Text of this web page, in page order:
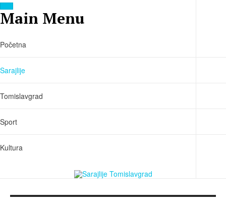
Main Menu
Početna
Sarajlije
Tomislavgrad
Sport
Kultura